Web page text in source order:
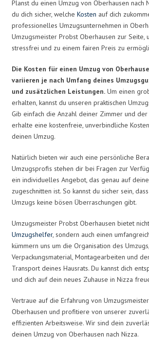
Planst du einen Umzug von Oberhausen nach
du dich sicher, welche Kosten auf dich
professionelles Umzugsunternehmen in
Umzugsmeister Probst Oberhausen zur Seite,
stressfrei und zu einem fairen Preis zu
Die Kosten für einen Umzug von
variieren je nach Umfang deines
und zusätzlichen Leistungen. Um einen
erhalten, kannst du unseren praktischen
Gib einfach die Anzahl deiner Zimmer und
erhalte eine kostenfreie, unverbindliche
deinen Umzug.
Natürlich bieten wir auch eine persönliche
Umzugsprofis stehen dir bei Fragen zur
ein individuelles Angebot, das genau auf
zugeschnitten ist. So kannst du sicher sein,
Umzugs keine bösen Überraschungen gibt.
Umzugsmeister Probst Oberhausen bietet
Umzugshelfer, sondern auch einen
kümmern uns um die Organisation des
Verpackungsmaterial, Montagearbeiten und
Transport deines Hausrats. Du kannst dich
und dich auf dein neues Zuhause in Nizza
Vertraue auf die Erfahrung von
Oberhausen und profitiere von unserer
effizienten Arbeitsweise. Wir sind dein
deinen Umzug von Oberhausen nach Nizza.